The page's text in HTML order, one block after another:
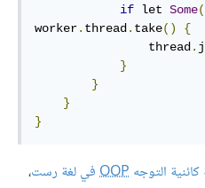
if let Some(
worker. thread . take()
{
                thread
.
}
}
}
}
التوجه OOPفي لغة رست،